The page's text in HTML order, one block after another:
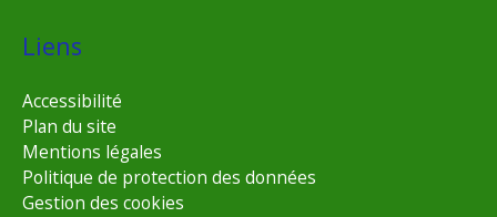
Liens
Accessibilité
Plan du site
Mentions légales
Politique de protection des données
Gestion des cookies